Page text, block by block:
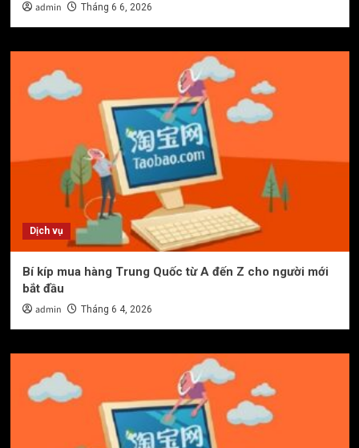
admin Tháng 6 6, 2026
Dịch vụ
Bí kíp mua hàng Trung Quốc từ A đến Z cho người mới
bắt đầu
admin Tháng 6 4, 2026